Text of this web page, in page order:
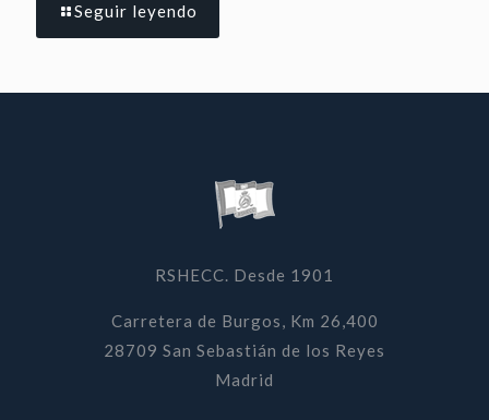
Seguir leyendo
RSHECC. Desde 1901
Carretera de Burgos, Km 26,400
28709 San Sebastián de los Reyes
Madrid